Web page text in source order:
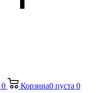
0 Корзина0 пуста 0